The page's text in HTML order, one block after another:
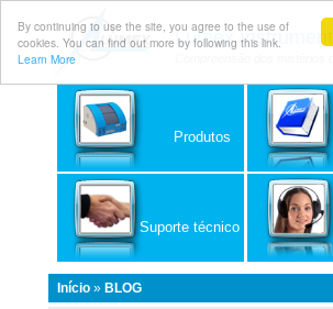
By continuing to use the site, you agree to the use of
cookies. You can find out more by following this link.
Learn More
Lumex Instruments
Produtos
Suporte técnico
Início » BLOG